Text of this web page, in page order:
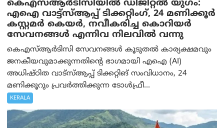
കെഎസ്ആർടിസിയിൽ ഡിജിറ്റൽ യുഗം:
എഐ വാട്ട്‌സ്ആപ്പ് ടിക്കറ്റിംഗ്, 24 മണിക്കൂർ
കസ്റ്റമർ കെയർ, നവീകരിച്ച കൊറിയർ
സേവനങ്ങൾ എന്നിവ നിലവിൽ വന്നു
കെഎസ്ആർടിസി സേവനങ്ങൾ കൂടുതൽ കാര്യക്ഷമവും
ജനകീയവുമാക്കുന്നതിന്റെ ഭാഗമായി എഐ (AI)
അധിഷ്ഠിത വാട്‌സ്ആപ്പ് ടിക്കറ്റിങ് സംവിധാനം, 24
മണിക്കൂറും പ്രവർത്തിക്കുന്ന ടോൾഫ്രീ...
KERALA